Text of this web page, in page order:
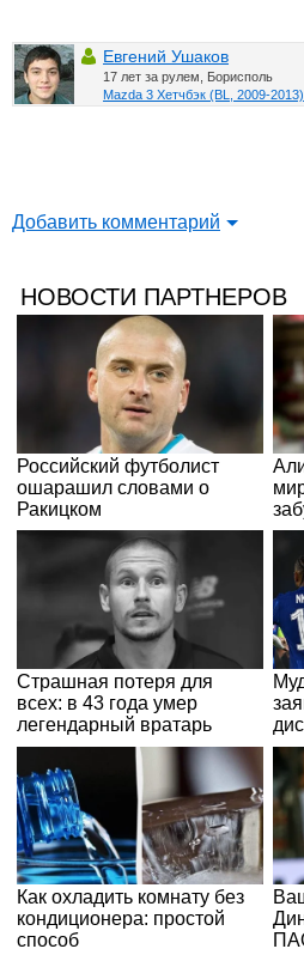
Евгений Ушаков
17 лет за рулем, Борисполь
Mazda 3 Хетчбэк (BL, 2009-2013)
Добавить комментарий